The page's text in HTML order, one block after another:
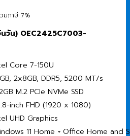
มภาษี 7%
น) OEC2425C7003-
Core 7-150U
2x8GB, DDR5, 5200 MT/s
M.2 PCIe NVMe SSD
inch FHD (1920 x 1080)
UHD Graphics
11 Home + Office Home and